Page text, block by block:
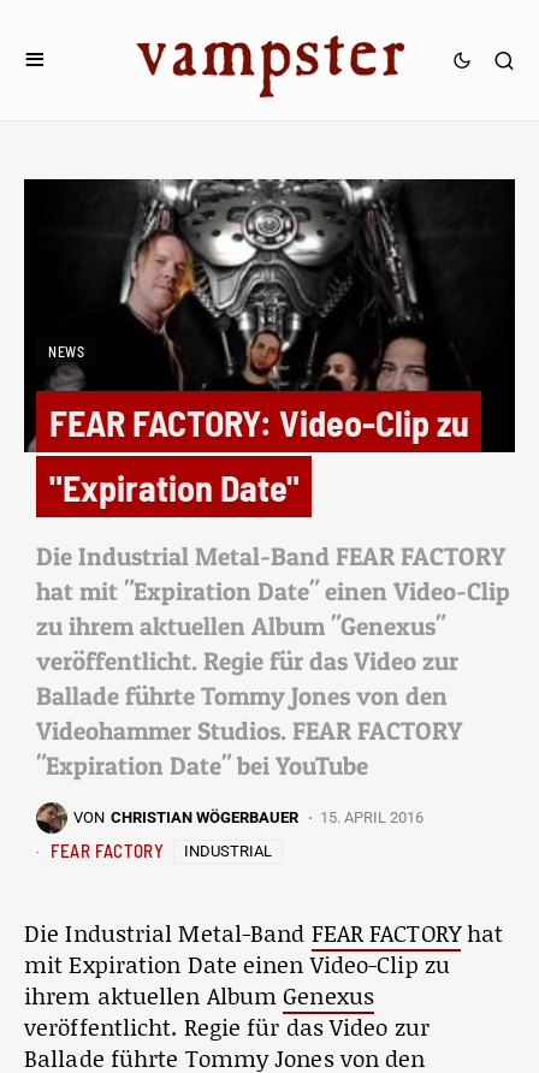
NEWS
FEAR FACTORY: Video-Clip zu
"Expiration Date"
Die Industrial Metal-Band FEAR FACTORY
hat mit "Expiration Date" einen Video-Clip
zu ihrem aktuellen Album "Genexus"
veröffentlicht. Regie für das Video zur
Ballade führte Tommy Jones von den
Videohammer Studios. FEAR FACTORY
"Expiration Date" bei YouTube
VON CHRISTIAN WÖGERBAUER 15. APRIL 2016
FEAR FACTORY INDUSTRIAL
Die Industrial Metal-Band FEAR FACTORYhat
mit Expiration Date einen Video-Clip zu
ihrem aktuellen Album Genexus
veröffentlicht. Regie für das Video zur
Ballade führte Tommy Jones von den